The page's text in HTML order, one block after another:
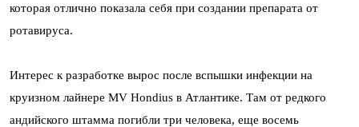
которая отлично показала себя при создании препарата от
ротавируса.
Интерес к разработке вырос после вспышки инфекции на
круизном лайнере MV Hondius в Атлантике. Там от редкого
андийского штамма погибли три человека, еще восемь